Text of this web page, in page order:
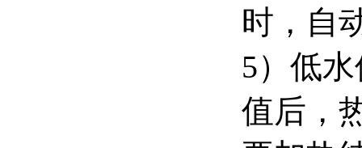
时，自
5）低
值后，